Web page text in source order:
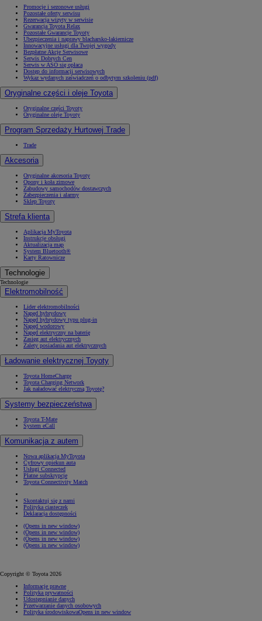
Promocje i sezonowe usługi
Pozostałe oferty serwisu
Rezerwacja wizyty w serwisie
Gwarancja Toyota Relax
Pozostałe Gwarancje Toyoty
Ubezpieczenia i naprawy blacharsko-lakiernicze
Innowacyjne usługi dla Twojej wygody
Bezpłatne Akcje Serwisowe
Serwis Dobrych Cen
Serwis w ASO się opłaca
Dostęp do informacji serwisowych
Wykaz wydanych zaświadczeń o odbytym szkoleniu (pdf)
Oryginalne części i oleje Toyota
Oryginalne części Toyoty
Oryginalne oleje Toyoty
Program Sprzedaży Hurtowej Trade
Trade
Akcesoria
Oryginalne akcesoria Toyoty
Opony i koła zimowe
Zabudowy samochodów dostawczych
Zabezpieczenia i alarmy
Sklep Toyoty
Strefa klienta
Aplikacja MyToyota
Instrukcje obsługi
Aktualizacja map
System Bluetooth®
Karty Ratownicze
Technologie
Technologie
Elektromobilność
Lider elektromobilności
Napęd hybrydowy
Napęd hybrydowy typu plug-in
Napęd wodorowy
Napęd elektryczny na baterię
Zasięg aut elektrycznych
Zalety posiadania aut elektrycznych
Ładowanie elektrycznej Toyoty
Toyota HomeCharge
Toyota Charging Network
Jak naładować elektryczną Toyotę?
Systemy bezpieczeństwa
Toyota T-Mate
System eCall
Komunikacja z autem
Nowa aplikacja MyToyota
Cyfrowy opiekun auta
Usługi Connected
Płatne subskrypcje
Toyota Connectivity Match
Skontaktuj się z nami
Polityka ciasteczek
Deklaracja dostępności
(Opens in new window)
(Opens in new window)
(Opens in new window)
(Opens in new window)
Copyright © Toyota 2026
Informacje prawne
Polityka prywatności
Udostępnianie danych
Przetwarzanie danych osobowych
Polityka środowiskowaOpens in new window